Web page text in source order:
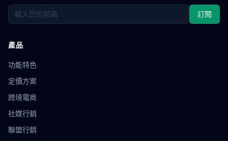
訂閱
產品
功能特色
定價方案
跨境電商
社媒行銷
聯盟行銷